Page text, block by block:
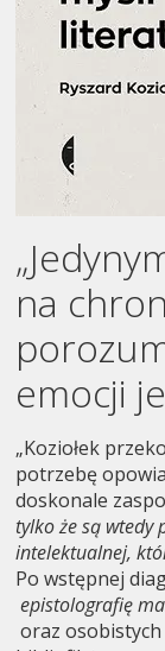
na
emocji
„Koziołek
potrzebę
doskonale
tylko że są wtedy
intelektualnej,
Po wstępnej
epistolografię
oraz osobistych